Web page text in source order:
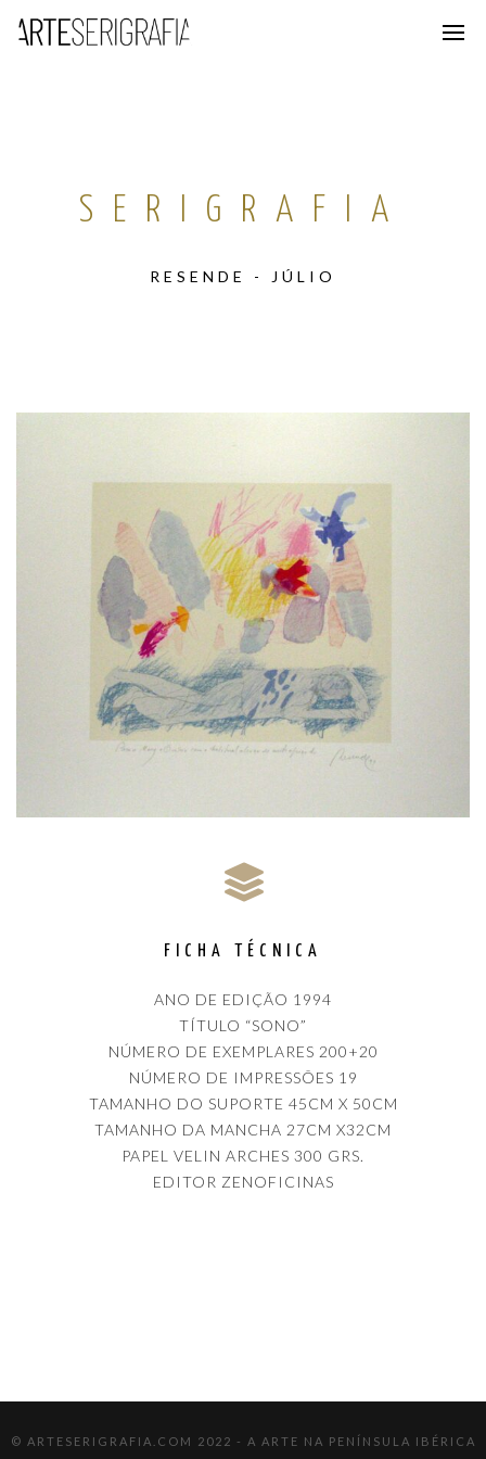
SERIGRAFIA
RESENDE - JÚLIO
FICHA TÉCNICA
ANO DE EDIÇÃO 1994
TÍTULO “SONO”
NÚMERO DE EXEMPLARES 200+20
NÚMERO DE IMPRESSÕES 19
TAMANHO DO SUPORTE 45CM X 50CM
TAMANHO DA MANCHA 27CM X32CM
PAPEL VELIN ARCHES 300 GRS.
EDITOR ZENOFICINAS
© ARTESERIGRAFIA.COM 2022 - A ARTE NA PENÍNSULA IBÉRICA